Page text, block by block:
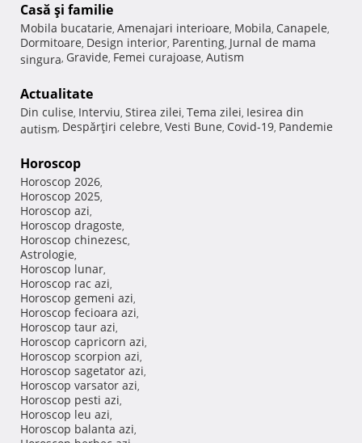
Casă şi familie
Mobila bucatarie, Amenajari interioare, Mobila, Canapele,
Dormitoare, Design interior, Parenting, Jurnal de mama
singura, Gravide, Femei curajoase, Autism
Actualitate
Din culise, Interviu, Stirea zilei, Tema zilei, Iesirea din
autism, Despărţiri celebre, Vesti Bune, Covid-19, Pandemie
Horoscop
Horoscop 2026,
Horoscop 2025,
Horoscop azi,
Horoscop dragoste,
Horoscop chinezesc,
Astrologie,
Horoscop lunar,
Horoscop rac azi,
Horoscop gemeni azi,
Horoscop fecioara azi,
Horoscop taur azi,
Horoscop capricorn azi,
Horoscop scorpion azi,
Horoscop sagetator azi,
Horoscop varsator azi,
Horoscop pesti azi,
Horoscop leu azi,
Horoscop balanta azi,